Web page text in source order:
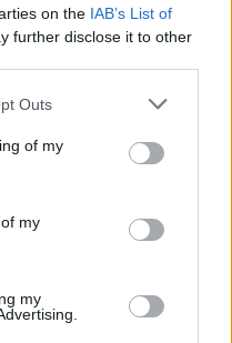
on the IAB’s List of
further disclose it to other
one or more Google
You may click to
its third-party tags to
in below Google
Outs
of my
my
my
ecco quando il